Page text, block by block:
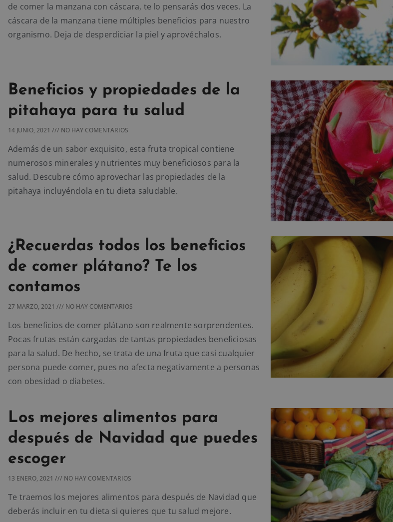
de comer la manzana con cáscara, te lo pensarás dos veces. La
cáscara de la manzana tiene múltiples beneficios para nuestro
organismo. Deja de desperdiciar la piel y aprovéchalos.
Beneficios y propiedades de la
pitahaya para tu salud
14 JUNIO, 2021 NO HAY COMENTARIOS
Además de un sabor exquisito, esta fruta tropical contiene
numerosos minerales y nutrientes muy beneficiosos para la
salud. Descubre cómo aprovechar las propiedades de la
pitahaya incluyéndola en tu dieta saludable.
¿Recuerdas todos los beneficios
de comer plátano? Te los
contamos
27 MARZO, 2021 NO HAY COMENTARIOS
Los beneficios de comer plátano son realmente sorprendentes.
Pocas frutas están cargadas de tantas propiedades beneficiosas
para la salud. De hecho, se trata de una fruta que casi cualquier
persona puede comer, pues no afecta negativamente a personas
con obesidad o diabetes.
Los mejores alimentos para
después de Navidad que puedes
escoger
13 ENERO, 2021 NO HAY COMENTARIOS
Te traemos los mejores alimentos para después de Navidad que
deberás incluir en tu dieta si quieres que tu salud mejore.